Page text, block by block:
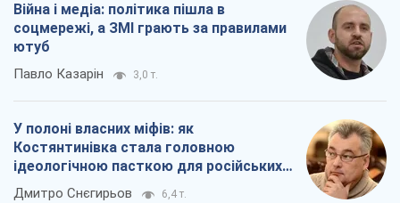
Війна і медіа: політика пішла в
соцмережі, а ЗМІ грають за правилами
ютуб
Павло Казарін 3,0 т.
У полоні власних міфів: як
Костянтинівка стала головною
ідеологічною пасткою для російських
окупантів
Дмитро Снєгирьов 6,4 т.